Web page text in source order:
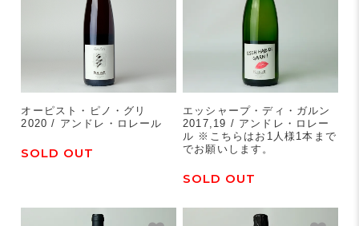
オーピスト・ピノ・グリ
2020 / アンドレ・ロレール
SOLD OUT
エッシャープ・ディ・ガルン
2017,19 / アンドレ・ロレー
ル ※こちらはお1人様1本まで
でお願いします。
SOLD OUT